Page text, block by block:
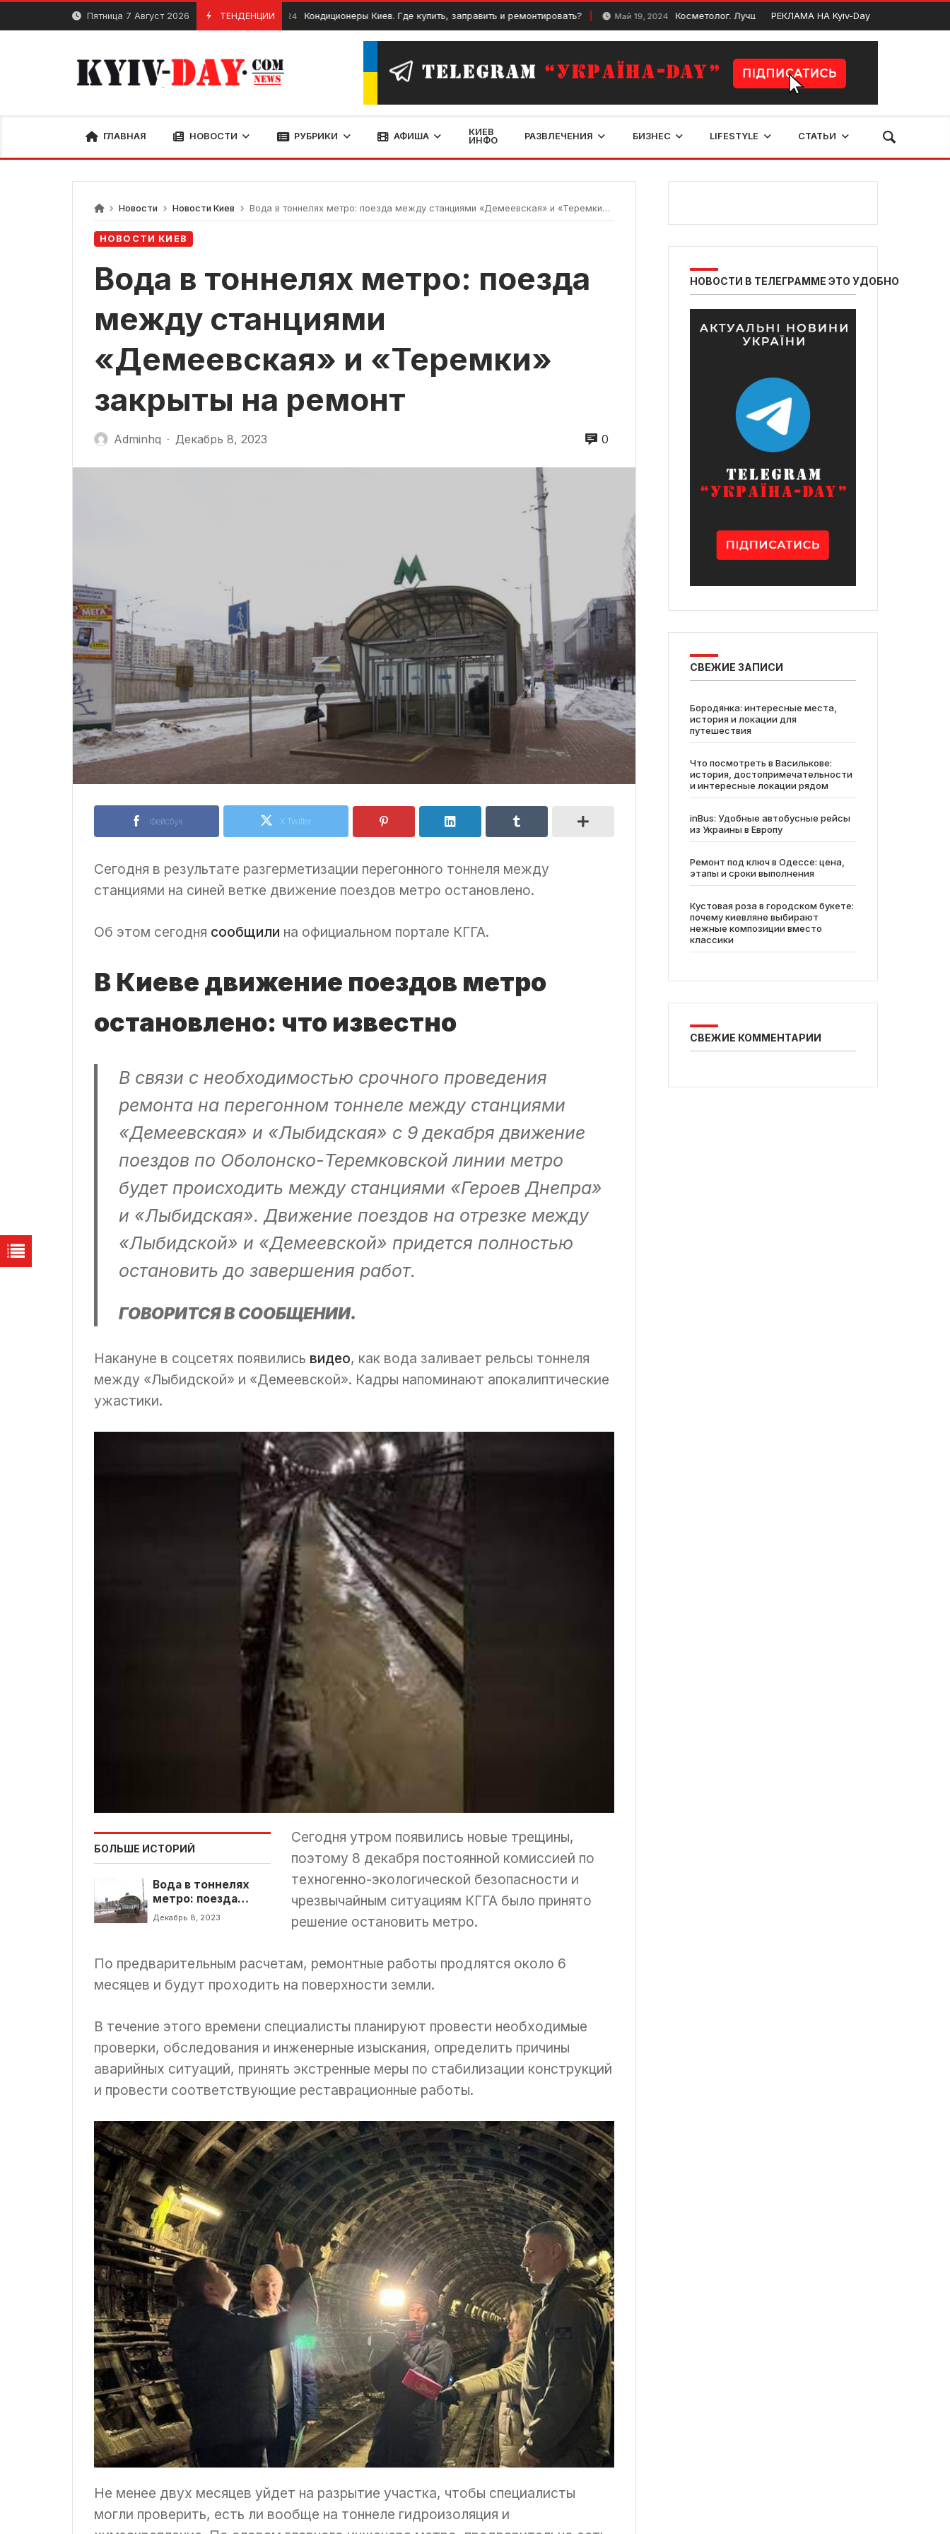
перейти
содержанию
Пятница 7 Август 2026 ТЕНДЕНЦИИ
Август 14, 2024 Кондиционеры Киев. Где купить, заправить и ремонтировать? Май 19, 2024 Косметолог. Лучшие косметологи Киева Декабрь 15, 2024
РЕКЛАМА НА Kyiv-Day
ГЛАВНАЯ НОВОСТИ РУБРИКИ АФИША
КИЕВ
ИНФО
РАЗВЛЕЧЕНИЯ БИЗНЕС LIFESTYLE СТАТЬИ
Новости Новости Киев Вода в тоннелях метро: поезда между станциями «Демеевская» и «Теремки» закрыты на ремонт
НОВОСТИ КИЕВ
Вода в тоннелях метро: поезда
между станциями
«Демеевская» и «Теремки»
закрыты на ремонт
Adminhq - Декабрь 8, 2023 0
Фейсбук X Twitter
Сегодня в результате разгерметизации перегонного тоннеля между
станциями на синей ветке движение поездов метро остановлено.
Об этом сегодня сообщили на официальном портале КГГА.
В Киеве движение поездов метро
остановлено: что известно
В связи с необходимостью срочного проведения
ремонта на перегонном тоннеле между станциями
«Демеевская» и «Лыбидская» с 9 декабря движение
поездов по Оболонско-Теремковской линии метро
будет происходить между станциями «Героев Днепра»
и «Лыбидская». Движение поездов на отрезке между
«Лыбидской» и «Демеевской» придется полностью
остановить до завершения работ.
ГОВОРИТСЯ В СООБЩЕНИИ.
Накануне в соцсетях появились видео, как вода заливает рельсы тоннеля
между «Лыбидской» и «Демеевской». Кадры напоминают апокалиптические
ужастики.
БОЛЬШЕ ИСТОРИЙ
Вода в тоннелях
метро: поезда
между станциями
Декабрь 8, 2023
Сегодня утром появились новые трещины,
поэтому 8 декабря постоянной комиссией по
техногенно-экологической безопасности и
чрезвычайным ситуациям КГГА было принято
решение остановить метро.
По предварительным расчетам, ремонтные работы продлятся около 6
месяцев и будут проходить на поверхности земли.
В течение этого времени специалисты планируют провести необходимые
проверки, обследования и инженерные изыскания, определить причины
аварийных ситуаций, принять экстренные меры по стабилизации конструкций
и провести соответствующие реставрационные работы.
Не менее двух месяцев уйдет на разрытие участка, чтобы специалисты
могли проверить, есть ли вообще на тоннеле гидроизоляция и
НОВОСТИ В ТЕЛЕГРАММЕ ЭТО УДОБНО
СВЕЖИЕ ЗАПИСИ
Бородянка: интересные места,
история и локации для
путешествия
Что посмотреть в Василькове:
история, достопримечательности
и интересные локации рядом
inBus: Удобные автобусные рейсы
из Украины в Европу
Ремонт под ключ в Одессе: цена,
этапы и сроки выполнения
Кустовая роза в городском букете:
почему киевляне выбирают
нежные композиции вместо
классики
СВЕЖИЕ КОММЕНТАРИИ